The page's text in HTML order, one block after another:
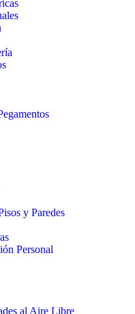
y Paredes
Personal
al Aire Libre